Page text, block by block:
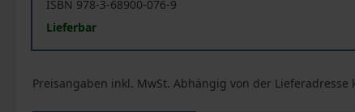
ISBN 978-3-68900-076-9
Lieferbar
Preisangaben inkl. MwSt. Abhängig von der